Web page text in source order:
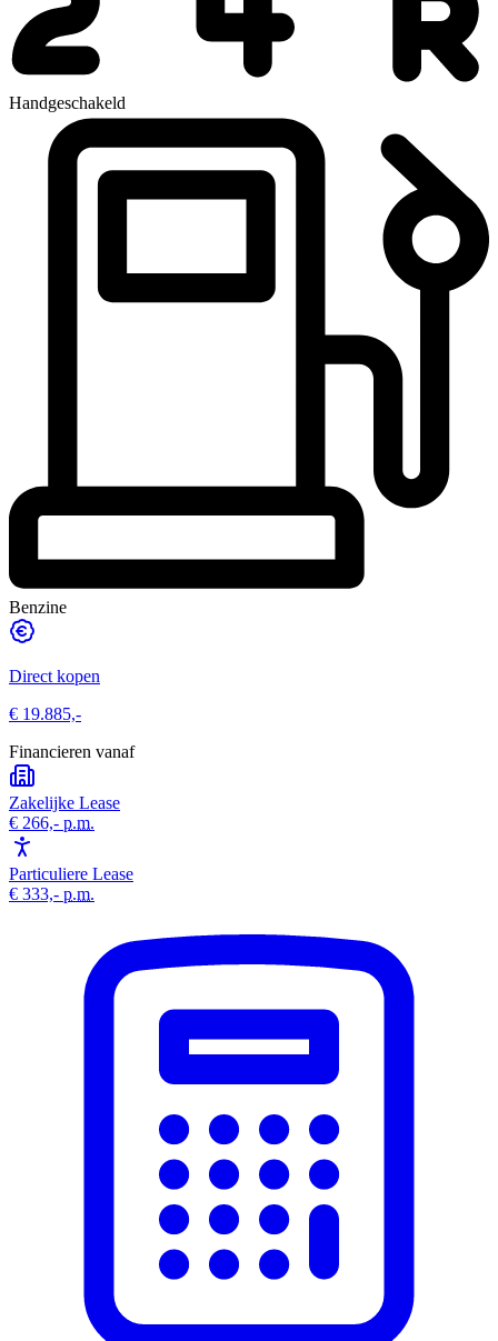
Handgeschakeld
Benzine
Direct kopen
€ 19.885,-
Financieren vanaf
Zakelijke Lease
€ 266,- p.m.
Particuliere Lease
€ 333,- p.m.